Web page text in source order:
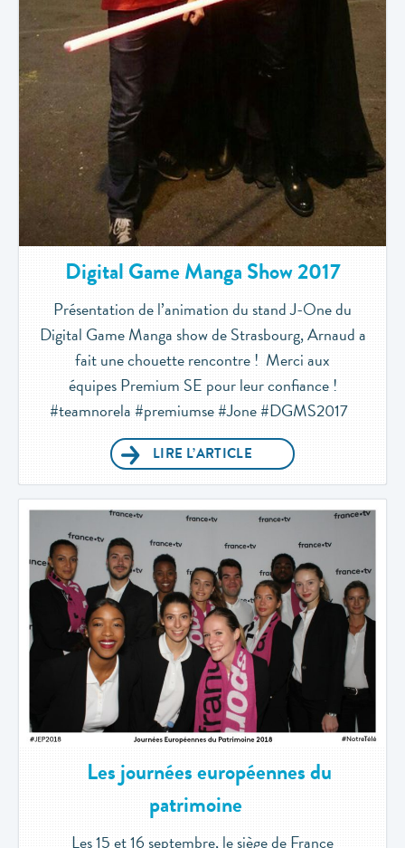
Digital Game Manga Show 2017
Présentation de l’animation du stand J-One du
Digital Game Manga show de Strasbourg, Arnaud a
fait une chouette rencontre ! Merci aux
équipes Premium SE pour leur confiance !
#teamnorela #premiumse #Jone #DGMS2017
LIRE L’ARTICLE
Les journées européennes du
patrimoine
Les 15 et 16 septembre, le siège de France